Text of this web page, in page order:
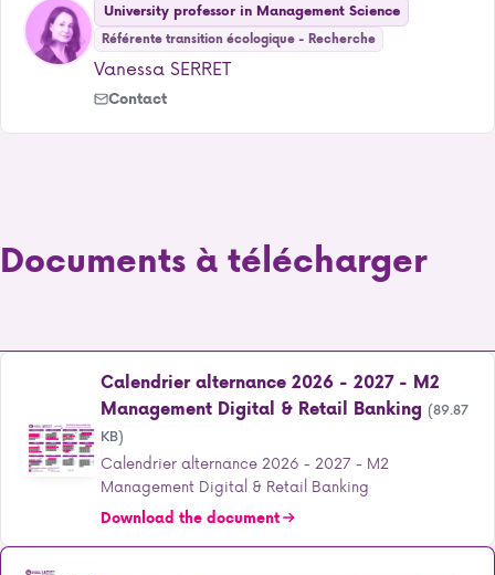
University professor in Management Science
Référente transition écologique - Recherche
Vanessa SERRET
Contact
Documents à télécharger
Calendrier alternance 2026 - 2027 - M2
Management Digital & Retail Banking (89.87
KB)
Calendrier alternance 2026 - 2027 - M2
Management Digital & Retail Banking
Download the document